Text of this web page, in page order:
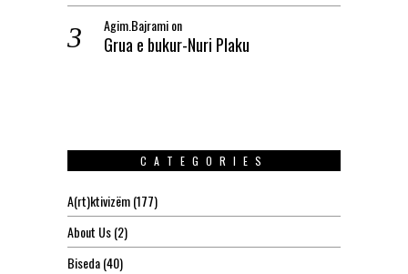
Agim.Bajramion
Grua e bukur-Nuri Plaku
CATEGORIES
A(rt)ktivizëm(177)
About Us(2)
Biseda(40)